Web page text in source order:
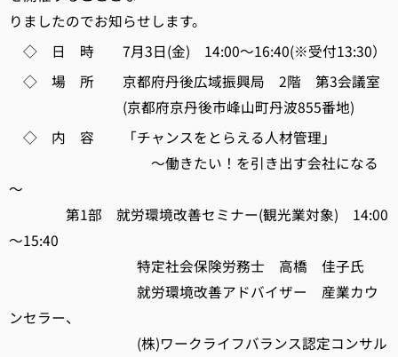
りましたのでお知らせします。
◇ 日 時 7月3日(金) 14:00～16:40(※受付13:30）
◇ 場 所 京都府丹後広域振興局 2階 第3会議室
(京都府京丹後市峰山町丹波855番地)
◇ 内 容 「チャンスをとらえる人材管理」
～働きたい！を引き出す会社になる
～
第1部 就労環境改善セミナー(観光業対象) 14:00
～15:40
特定社会保険労務士 高橋 佳子氏
就労環境改善アドバイザー 産業カウ
ンセラー、
(株)ワークライフバランス認定コンサル